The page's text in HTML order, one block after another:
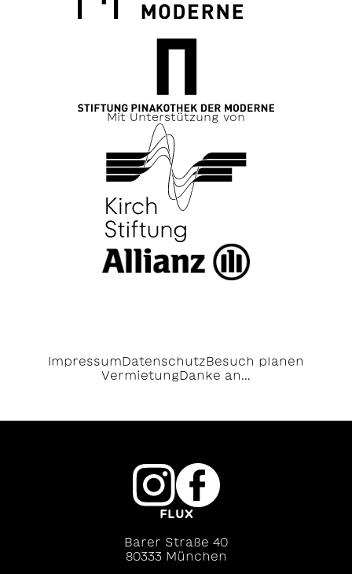
Mit Unterstützung von
Impressum Datenschutz Besuch planen
Vermietung Danke an...
FLUX
Barer Straße 40
80333 München